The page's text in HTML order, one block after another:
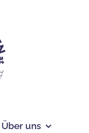
Über uns